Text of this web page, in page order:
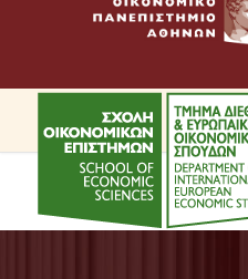
ΤΟ ΤΜΗΜΑ